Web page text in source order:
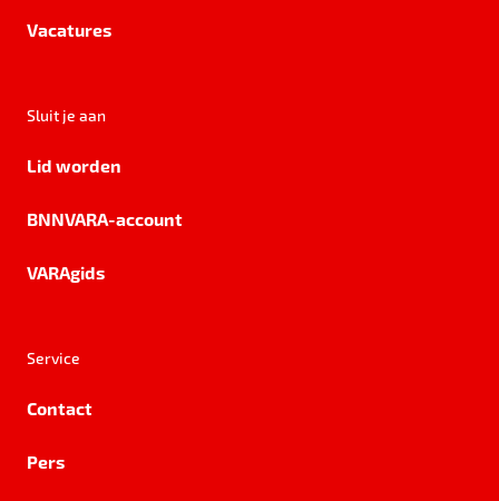
Vacatures
Sluit je aan
Lid worden
BNNVARA-account
VARAgids
Service
Contact
Pers